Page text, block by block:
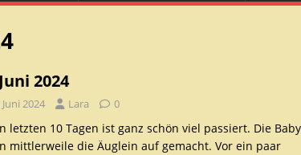
2024
Juni 2024 Lara 0
letzten 10 Tagen ist ganz schön viel passiert. Die
mittlerweile die Äuglein auf gemacht. Vor ein paar